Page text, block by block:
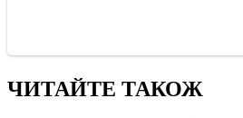
ЧИТАЙТЕ ТАКОЖ